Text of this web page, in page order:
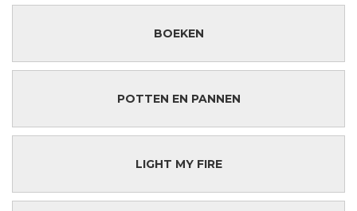
BOEKEN
POTTEN EN PANNEN
LIGHT MY FIRE